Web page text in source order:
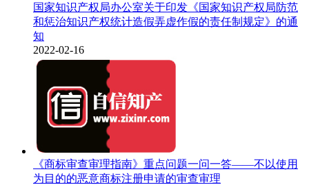
国家知识产权局办公室关于印发《国家知识产权局防范
和惩治知识产权统计造假弄虚作假的责任制规定》的通
知
2022-02-16
《商标审查审理指南》重点问题一问一答——不以使用
为目的的恶意商标注册申请的审查审理